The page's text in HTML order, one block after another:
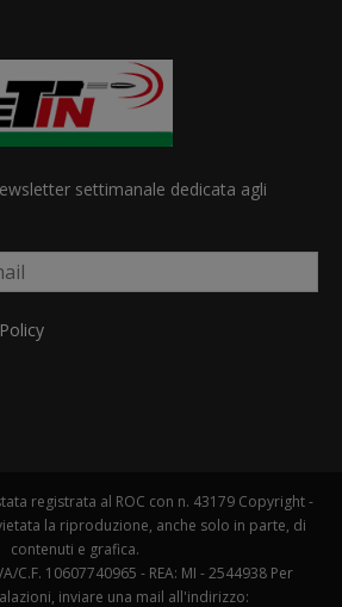
settimanale dedicata agli
registrata al ROC con n. 43179 Copyright -
la riproduzione, anche solo in parte, di
contenuti e grafica.
C.F. 10607740965 - REA: MI - 2544938 Per
inviare una mail all'indirizzo: